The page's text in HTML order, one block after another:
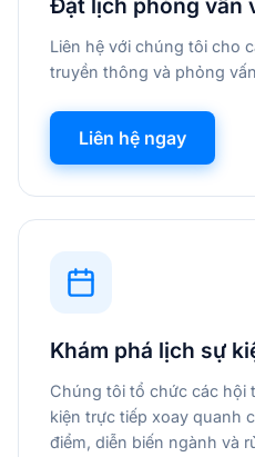
Đặt lịch phỏng vấn
Liên hệ với chúng tôi cho
truyền thông và phỏng
Liên hệ ngay
Khám phá lịch sự
Chúng tôi tổ chức các hội
kiện trực tiếp xoay quanh
điểm, diễn biến ngành và